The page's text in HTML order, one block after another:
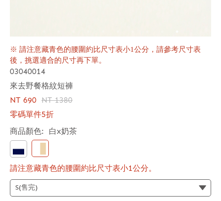
※ 請注意藏青色的腰圍約比尺寸表小1公分，請參考尺寸表
後，挑選適合的尺寸再下單。
03040014
來去野餐格紋短褲
NT 690 NT 1380
零碼單件5折
商品顏色:
白x奶茶
請注意藏青色的腰圍約比尺寸表小1公分。